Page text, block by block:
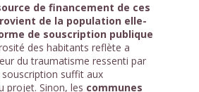
de financement de ces
de la population elle-
de souscription publique
des habitants reflète a
du traumatisme ressenti par
suffit aux
projet. Sinon, les communes